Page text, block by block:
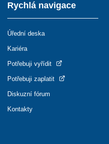
Rychlá navigace
Úřední deska
Kariéra
Potřebuji vyřídit
Potřebuji zaplatit
Diskuzní fórum
Kontakty